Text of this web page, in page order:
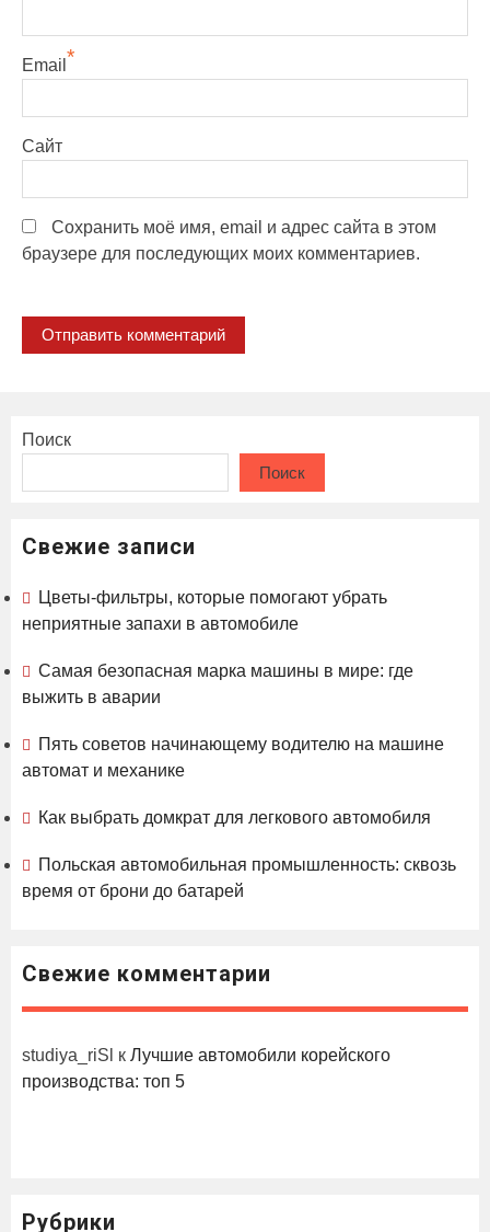
Email *
Сайт
Сохранить моё имя, email и адрес сайта в этом
браузере для последующих моих комментариев.
Поиск
Поиск
Свежие записи
Цветы-фильтры, которые помогают убрать
неприятные запахи в автомобиле
Самая безопасная марка машины в мире: где
выжить в аварии
Пять советов начинающему водителю на машине
автомат и механике
Как выбрать домкрат для легкового автомобиля
Польская автомобильная промышленность: сквозь
время от брони до батарей
Свежие комментарии
studiya_riSl к Лучшие автомобили корейского
производства: топ 5
Рубрики